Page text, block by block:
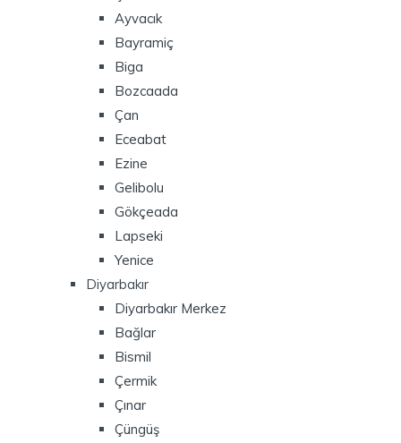
Ayvacık
Bayramiç
Biga
Bozcaada
Çan
Eceabat
Ezine
Gelibolu
Gökçeada
Lapseki
Yenice
Diyarbakır
Diyarbakır Merkez
Bağlar
Bismil
Çermik
Çınar
Çüngüş